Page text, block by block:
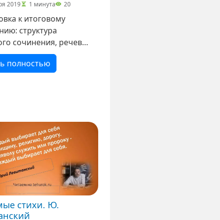
2019 1 минута 20
к итоговому
структура
сочинения, речевые
итогового
количество слов. с
полностью
стихи. Ю.